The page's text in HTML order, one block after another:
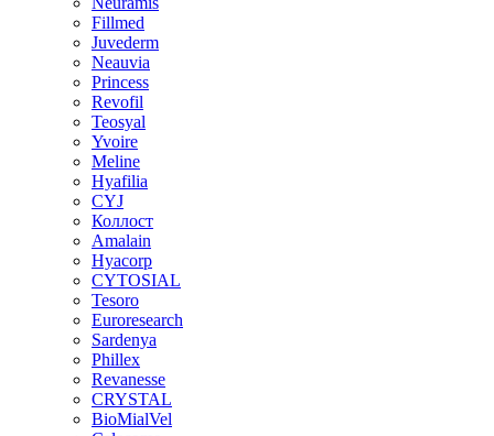
Fillmed
Juvederm
Neauvia
Princess
Revofil
Teosyal
Yvoire
Meline
Hyafilia
CYJ
Коллост
Amalain
Hyacorp
CYTOSIAL
Tesoro
Euroresearch
Sardenya
Phillex
Revanesse
CRYSTAL
BioMialVel